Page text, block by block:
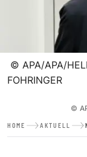
© APA/APA/
FOHRINGER
©
HOME AKTUELL